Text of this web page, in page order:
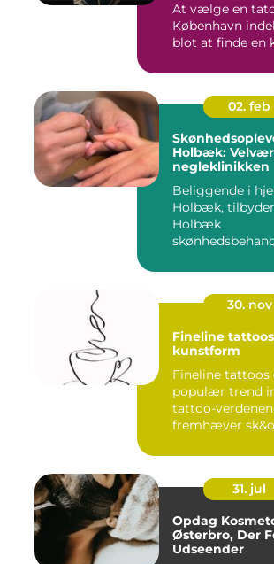
At vælge en
København
blot at finde en
02. feb
Holbæk:
negleklinikken
Beliggende i
Holbæk,
Holbæk
30. nov
Fineline
kunstform
Fineline tattoos
populær trend
tattoo-
fremhæver
31. jul
Opdag
Østerbro, Der
Udseender